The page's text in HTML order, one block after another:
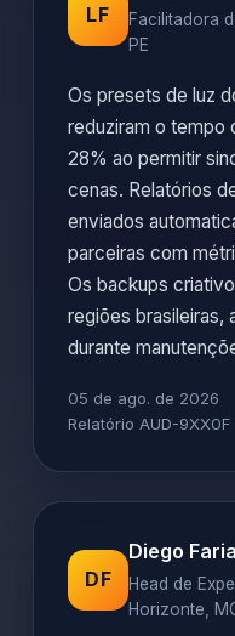
LF
Facilitadora
PE
Os presets de luz
reduziram o tempo
28% ao permitir
cenas. Relatórios
enviados
parceiras com
Os backups
regiões brasileiras,
durante
05 de ago. de 2026
Relatório AUD-9XX0F
DF
Diego Faria
Head de
Horizonte,